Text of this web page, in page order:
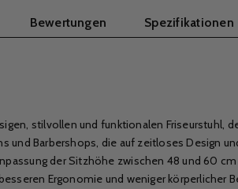
Bewertungen Spezifikationen
stilvollen und funktionalen Friseurstuhl,
und Barbershops, die auf zeitloses Design
der Sitzhöhe zwischen 48 und 60
Ergonomie und weniger